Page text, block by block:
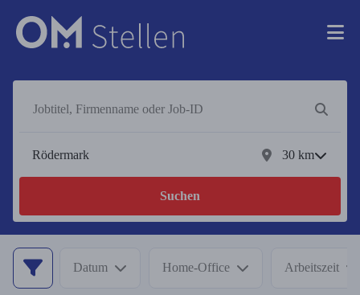
30 km
Suchen
Datum Home-Office Arbeitszeit